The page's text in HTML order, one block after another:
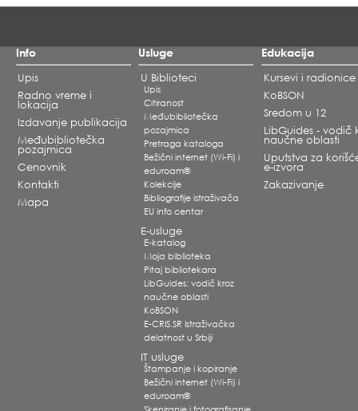
Info
Upis
Radno vreme i
lokacija
Izdavanje publikacija
Međubibliotečka
pozajmica
Cenovnik
Kontakti
Mapa
Usluge
U Biblioteci
Upis
Citiranost
Međubibliotečka
pozajmica
Pretraga kataloga
Bežični internet (Wi-Fi) i
eduroam®
Kolekcije
Bibliografije istraživača
EU info centar
E-usluge
E-katalog
Moja biblioteka
Pitaj bibliotekara
LibGuides: vodič kroz
naučne oblasti
KoBSON
E-CRIS.SR Istraživačka
delatnost u Srbiji
IT usluge
Štampanje i kopiranje
Bežični internet (Wi-Fi) i
eduroam®
Edukacija
Kursevi i radionice
KoBSON
Sredom u 12
LibGuides - vodič
naučne oblasti
Uputstva za
e-izvora
Zakazivanje